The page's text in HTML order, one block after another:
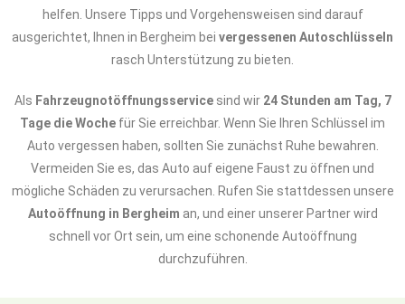
helfen. Unsere Tipps und Vorgehensweisen sind darauf
ausgerichtet, Ihnen in Bergheim bei vergessenen Autoschlüsseln
rasch Unterstützung zu bieten.
Als Fahrzeugnotöffnungsservicesind wir 24 Stunden am Tag, 7
Tage die Woche für Sie erreichbar. Wenn Sie Ihren Schlüssel im
Auto vergessen haben, sollten Sie zunächst Ruhe bewahren.
Vermeiden Sie es, das Auto auf eigene Faust zu öffnen und
mögliche Schäden zu verursachen. Rufen Sie stattdessen unsere
Autoöffnung in Bergheim an, und einer unserer Partner wird
schnell vor Ort sein, um eine schonende Autoöffnung
durchzuführen.